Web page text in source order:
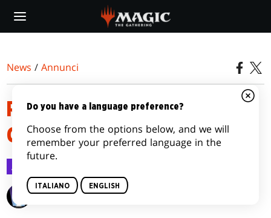
main
News /Annunci
RITARDO DEI PRODOTTI DI LE
CAVERNE PERDUTE DI IXALAN
Annunci
Wizards of the Coast
Do you have a language preference?
Choose from the options below, and we will
remember your preferred language in the
future.
ITALIANO ENGLISH